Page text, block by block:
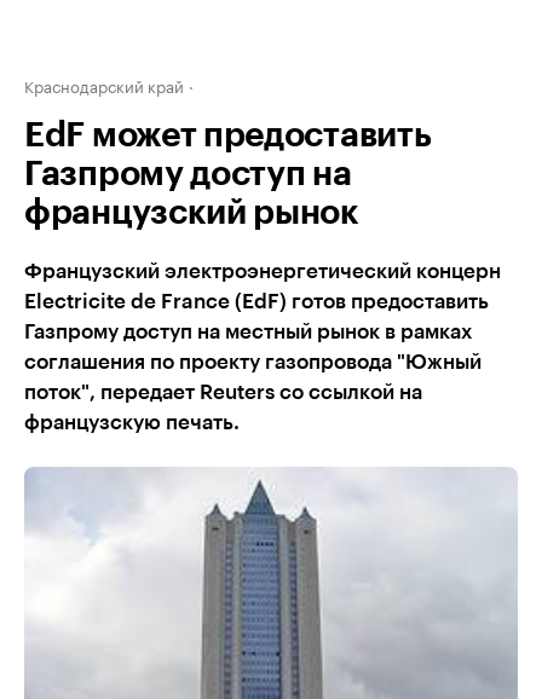
Краснодарский край
EdF может предоставить
Газпрому доступ на
французский рынок
Французский электроэнергетический концерн
Electricite de France (EdF) готов предоставить
Газпрому доступ на местный рынок в рамках
соглашения по проекту газопровода "Южный
поток", передает Reuters со ссылкой на
французскую печать.